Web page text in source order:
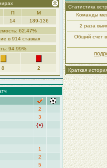
П
М
14
189-136
62.47%
в 914 ставках
94.99%
8 2
2
3
{●}
1
2
5
Статистика
Команды
2 раза
Общий счет
Краткая